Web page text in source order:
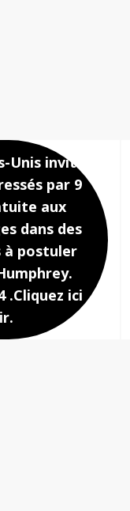
Unis invite
par 9
aux
dans des
à postuler
.Cliquez ici